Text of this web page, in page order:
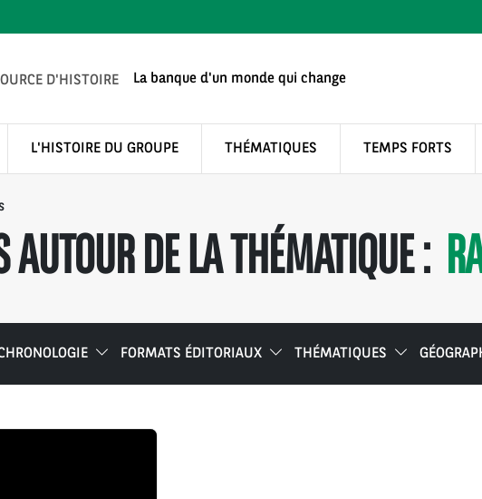
D'HISTOIRE La banque d'un monde qui change
L'HISTOIRE DU GROUPE THÉMATIQUES TEMPS FORTS
AUTOUR DE LA THÉMATIQUE :
FORMATS ÉDITORIAUX THÉMATIQUES